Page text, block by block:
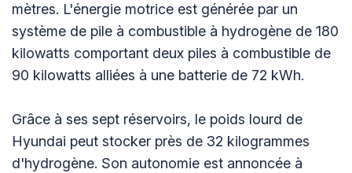
mètres. L'énergie motrice est générée par un
système de pile à combustible à hydrogène de 180
kilowatts comportant deux piles à combustible de
90 kilowatts alliées à une batterie de 72 kWh.
Grâce à ses sept réservoirs, le poids lourd de
Hyundai peut stocker près de 32 kilogrammes
d'hydrogène. Son autonomie est annoncée à